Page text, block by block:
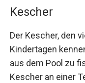
Kescher
Der Kescher, den
Kindertagen
aus dem Pool zu
Kescher an einer